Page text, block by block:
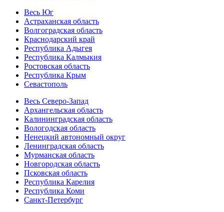
Весь Юг
Астраханская область
Волгоградская область
Краснодарский край
Республика Адыгея
Республика Калмыкия
Ростовская область
Республика Крым
Севастополь
Весь Северо-Запад
Архангельская область
Калининградская область
Вологодская область
Ненецкий автономный округ
Ленинградская область
Мурманская область
Новгородская область
Псковская область
Республика Карелия
Республика Коми
Санкт-Петербург